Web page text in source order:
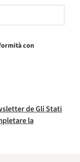
con
de Gli Stati
la